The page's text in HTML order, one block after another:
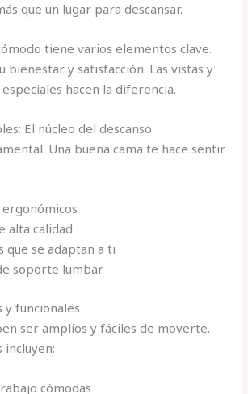
que un lugar para descansar.
tiene varios elementos clave.
bienestar y satisfacción. Las vistas y
hacen la diferencia.
El núcleo del descanso
Una buena cama te hace sentir
ergonómicos
alta calidad
que se adaptan a ti
soporte lumbar
y funcionales
ser amplios y fáciles de moverte.
incluyen:
cómodas